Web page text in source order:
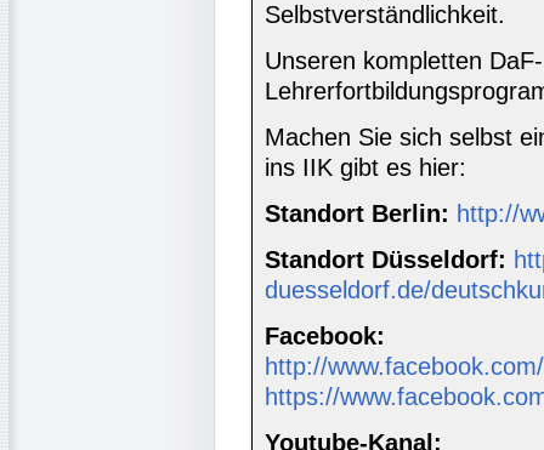
Selbstverständlichkeit.
Unseren kompletten
Machen Sie sich selbst
ins IIK gibt es hier:
Standort Berlin: http://
Standort Düsseldorf:
duesseldorf.de/
Facebook:
http://
https://
Youtube-Kanal: